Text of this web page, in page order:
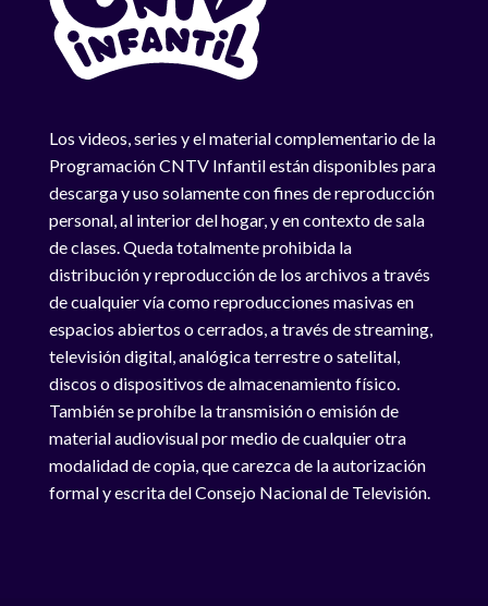
Los videos, series y el material complementario de la
Programación CNTV Infantil están disponibles para
descarga y uso solamente con fines de reproducción
personal, al interior del hogar, y en contexto de sala
de clases. Queda totalmente prohibida la
distribución y reproducción de los archivos a través
de cualquier vía como reproducciones masivas en
espacios abiertos o cerrados, a través de streaming,
televisión digital, analógica terrestre o satelital,
discos o dispositivos de almacenamiento físico.
También se prohíbe la transmisión o emisión de
material audiovisual por medio de cualquier otra
modalidad de copia, que carezca de la autorización
formal y escrita del Consejo Nacional de Televisión.